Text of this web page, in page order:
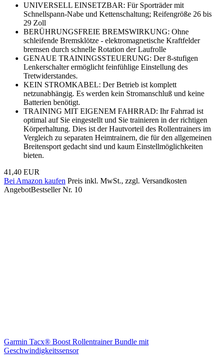
UNIVERSELL EINSETZBAR: Für Sporträder mit
Schnellspann-Nabe und Kettenschaltung; Reifengröße 26 bis
29 Zoll
BERÜHRUNGSFREIE BREMSWIRKUNG: Ohne
schleifende Bremsklötze - elektromagnetische Kraftfelder
bremsen durch schnelle Rotation der Laufrolle
GENAUE TRAININGSSTEUERUNG: Der 8-stufigen
Lenkerschalter ermöglicht feinfühlige Einstellung des
Tretwiderstandes.
KEIN STROMKABEL: Der Betrieb ist komplett
netzunabhängig. Es werden kein Stromanschluß und keine
Batterien benötigt.
TRAINING MIT EIGENEM FAHRRAD: Ihr Fahrrad ist
optimal auf Sie eingestellt und Sie trainieren in der richtigen
Körperhaltung. Dies ist der Hautvorteil des Rollentrainers im
Vergleich zu separaten Heimtrainern, die für den allgemeinen
Breitensport gedacht sind und kaum Einstellmöglichkeiten
bieten.
41,40 EUR
Bei Amazon kaufen Preis inkl. MwSt., zzgl. Versandkosten
AngebotBestseller Nr. 10
Garmin Tacx® Boost Rollentrainer Bundle mit
Geschwindigkeitssensor